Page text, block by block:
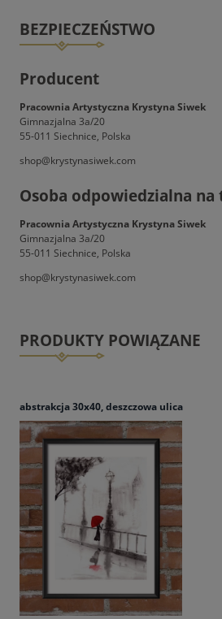
BEZPIECZEŃSTWO
Producent
Pracownia Artystyczna Krystyna Siwek
Gimnazjalna 3a/20
55-011 Siechnice, Polska
shop@krystynasiwek.com
Osoba odpowiedzialna na
Pracownia Artystyczna Krystyna Siwek
Gimnazjalna 3a/20
55-011 Siechnice, Polska
shop@krystynasiwek.com
PRODUKTY POWIĄZANE
abstrakcja 30x40, deszczowa ulica